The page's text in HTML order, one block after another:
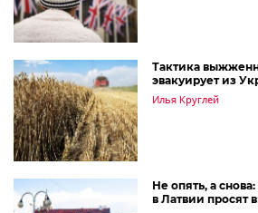
Тактика
эвакуирует из
Илья Круглей
Не опять, а
в Латвии просят